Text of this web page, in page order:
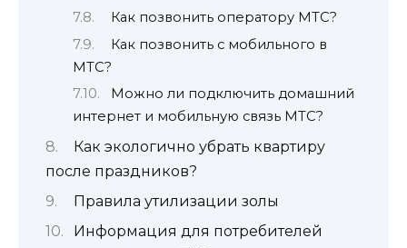
Как позвонить оператору МТС?
Как позвонить с мобильного в
МТС?
Можно ли подключить домашний
интернет и мобильную связь МТС?
Как экологично убрать квартиру
после праздников?
Правила утилизации золы
Информация для потребителей